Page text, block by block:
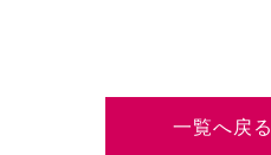
一覧へ戻る